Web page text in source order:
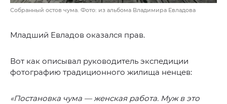
Собранный остов чума. Фото: из альбома Владимира Евладова
Младший Евладов оказался прав.
Вот как описывал руководитель экспедиции
фотографию традиционного жилища ненцев:
«Постановка чума — женская работа. Муж в это